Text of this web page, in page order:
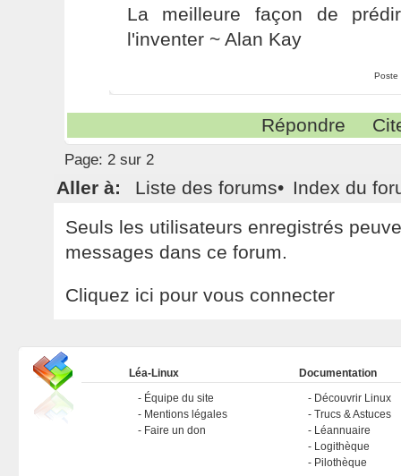
La meilleure façon de
l'inventer ~ Alan Kay
Poste
Répondre
Page: 2 sur 2
Aller à: Liste des forums• Index du
Seuls les utilisateurs enregistrés
messages dans ce forum.
Cliquez ici pour vous connecter
Léa-Linux
Équipe du site
Mentions légales
Faire un don
Documentation
Découvrir Linux
Trucs & Astuces
Léannuaire
Logithèque
Pilothèque